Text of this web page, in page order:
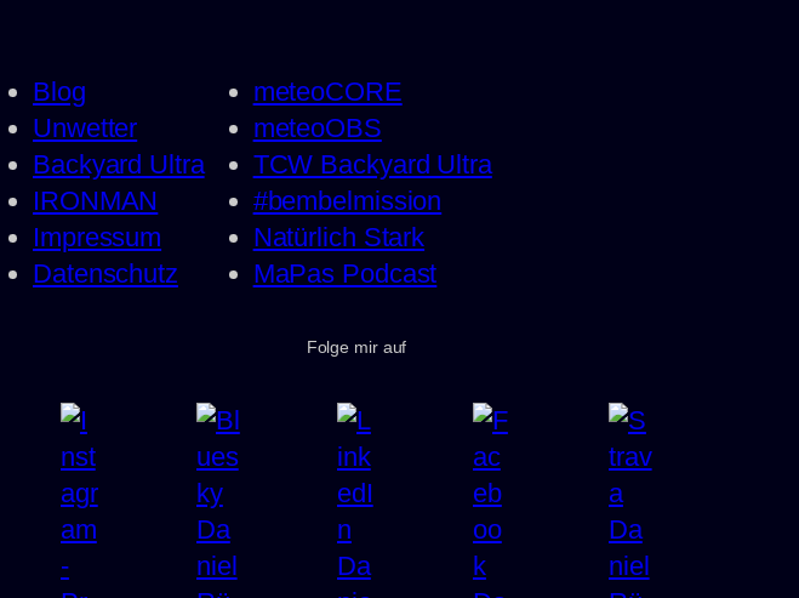
Blog
Unwetter
Backyard Ultra
IRONMAN
Impressum
Datenschutz
meteoCORE
meteoOBS
TCW Backyard Ultra
#bembelmission
Natürlich Stark
MaPas Podcast
Folge mir auf